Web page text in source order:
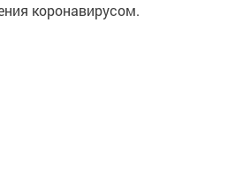
коронавирусом.